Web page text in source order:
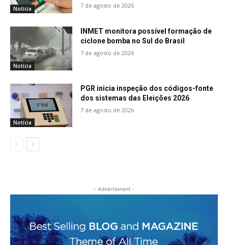
Notícia 7 de agosto de 2026
Notícia
INMET monitora possível formação de
ciclone bomba no Sul do Brasil
7 de agosto de 2026
Notícia
PGR inicia inspeção dos códigos-fonte
dos sistemas das Eleições 2026
7 de agosto de 2026
- Advertisment -